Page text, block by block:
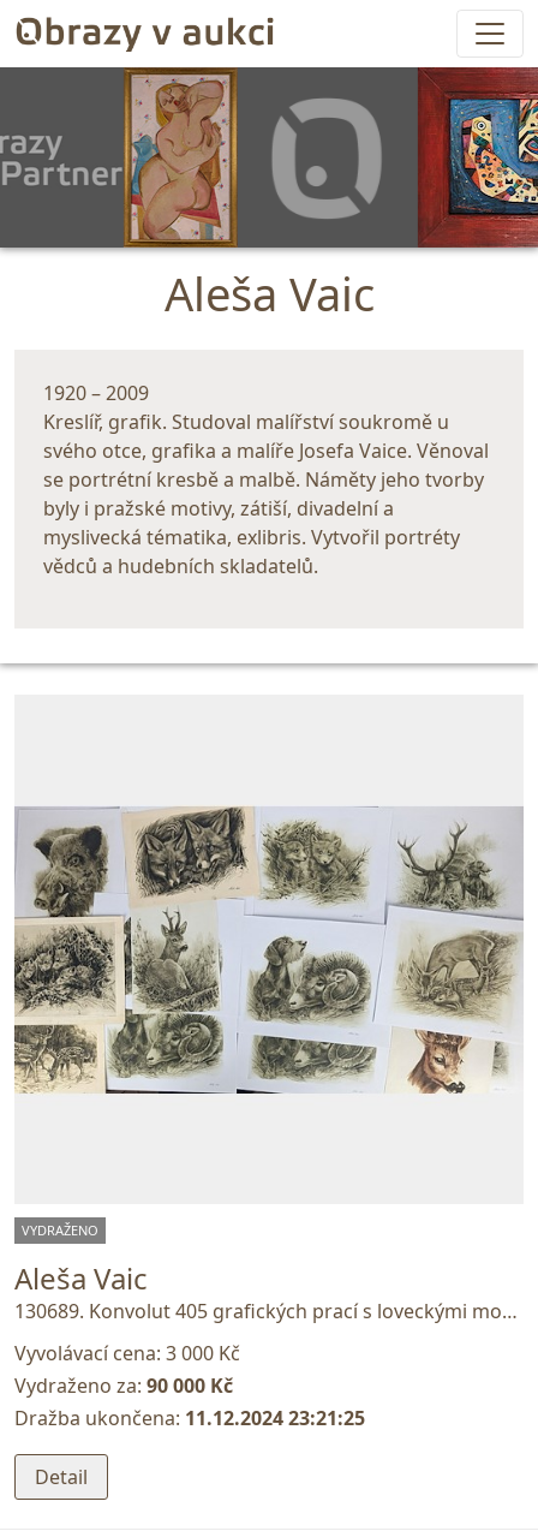
Aleša Vaic
1920 – 2009
Kreslíř, grafik. Studoval malířství soukromě u
svého otce, grafika a malíře Josefa Vaice. Věnoval
se portrétní kresbě a malbě. Náměty jeho tvorby
byly i pražské motivy, zátiší, divadelní a
myslivecká tématika, exlibris. Vytvořil portréty
vědců a hudebních skladatelů.
VYDRAŽENO
Aleša Vaic
130689. Konvolut 405 grafických prací s loveckými motivy
Vyvolávací cena: 3 000 Kč
Vydraženo za: 90 000 Kč
Dražba ukončena: 11.12.2024 23:21:25
Detail